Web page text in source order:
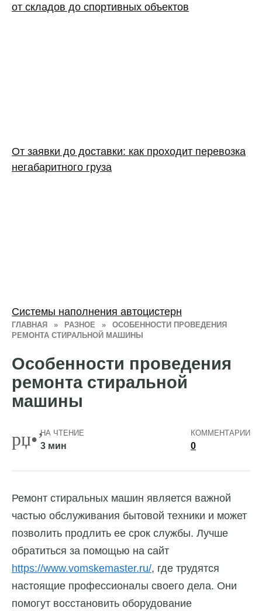
ГЛАВНАЯ » РАЗНОЕ »
ОСОБЕННОСТИ ПРОВЕДЕНИЯ
РЕМОНТА СТИРАЛЬНОЙ МАШИНЫ
Особенности проведения
ремонта стиральной
машины
НА ЧТЕНИЕ
3 мин
КОММЕНТАРИИ
0
Ремонт стиральных машин является важной
частью обслуживания бытовой техники и может
позволить продлить ее срок службы. Лучше
обратиться за помощью на сайт
https://www.vomskemaster.ru/, где трудятся
настоящие профессионалы своего дела. Они
помогут восстановить оборудование
от складов до спортивных объектов
От заявки до доставки: как проходит перевозка
негабаритного груза
Системы наполнения автоцистерн